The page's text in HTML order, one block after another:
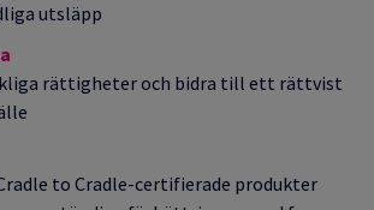
utsläpp
rättigheter och bidra till ett rättvist
to Cradle-certifierade produkter